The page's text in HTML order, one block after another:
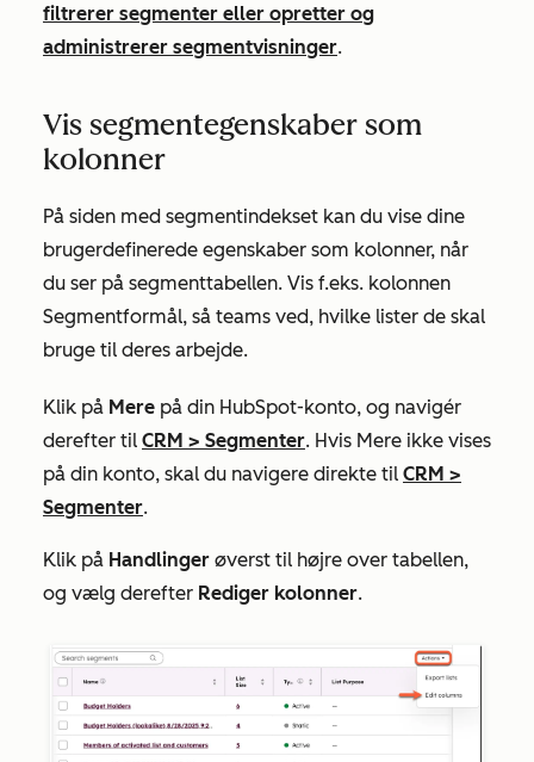
filtrerer segmenter eller opretter og
administrerer segmentvisninger.
Vis segmentegenskaber som
kolonner
På siden med segmentindekset kan du vise dine
brugerdefinerede egenskaber som kolonner, når
du ser på segmenttabellen. Vis f.eks. kolonnen
Segmentformål, så teams ved, hvilke lister de skal
bruge til deres arbejde.
Klik på Mere på din HubSpot-konto, og navigér
derefter til CRM > Segmenter. Hvis Mere ikke vises
på din konto, skal du navigere direkte til CRM >
Segmenter.
Klik på Handlinger øverst til højre over tabellen,
og vælg derefter Rediger kolonner.